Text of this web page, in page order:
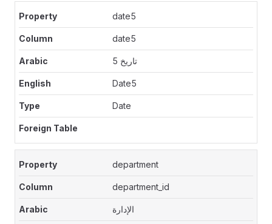
date5
date5
تاريخ 5
Date5
Date
department
department_id
الإدارة